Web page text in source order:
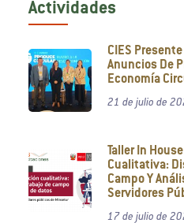
Actividades
CIES
Anuncios De
Economía
21 de julio de
Taller In
Cualitativa:
Campo Y
Servidores
17 de julio de